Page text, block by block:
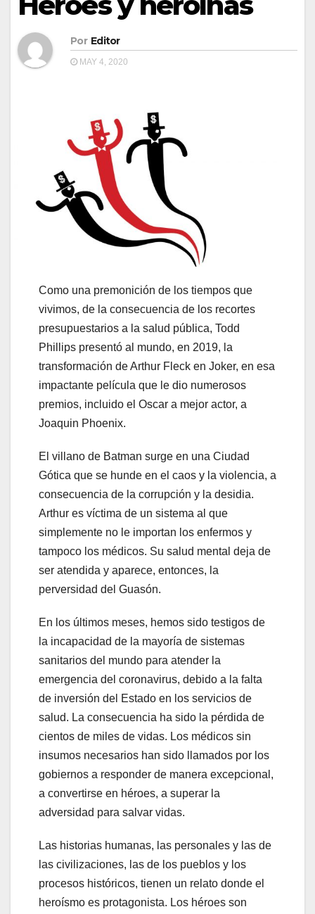
Por Editor
MAY 4, 2020
Como una premonición de los tiempos que
vivimos, de la consecuencia de los recortes
presupuestarios a la salud pública, Todd
Phillips presentó al mundo, en 2019, la
transformación de Arthur Fleck en Joker, en esa
impactante película que le dio numerosos
premios, incluido el Oscar a mejor actor, a
Joaquin Phoenix.
El villano de Batman surge en una Ciudad
Gótica que se hunde en el caos y la violencia, a
consecuencia de la corrupción y la desidia.
Arthur es víctima de un sistema al que
simplemente no le importan los enfermos y
tampoco los médicos. Su salud mental deja de
ser atendida y aparece, entonces, la
perversidad del Guasón.
En los últimos meses, hemos sido testigos de
la incapacidad de la mayoría de sistemas
sanitarios del mundo para atender la
emergencia del coronavirus, debido a la falta
de inversión del Estado en los servicios de
salud. La consecuencia ha sido la pérdida de
cientos de miles de vidas. Los médicos sin
insumos necesarios han sido llamados por los
gobiernos a responder de manera excepcional,
a convertirse en héroes, a superar la
adversidad para salvar vidas.
Las historias humanas, las personales y las de
las civilizaciones, las de los pueblos y los
procesos históricos, tienen un relato donde el
heroísmo es protagonista. Los héroes son